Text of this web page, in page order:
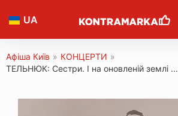
UA
Афіша Київ » КОНЦЕРТИ »
ТЕЛЬНЮК: Сестри. І на оновленій землі ...